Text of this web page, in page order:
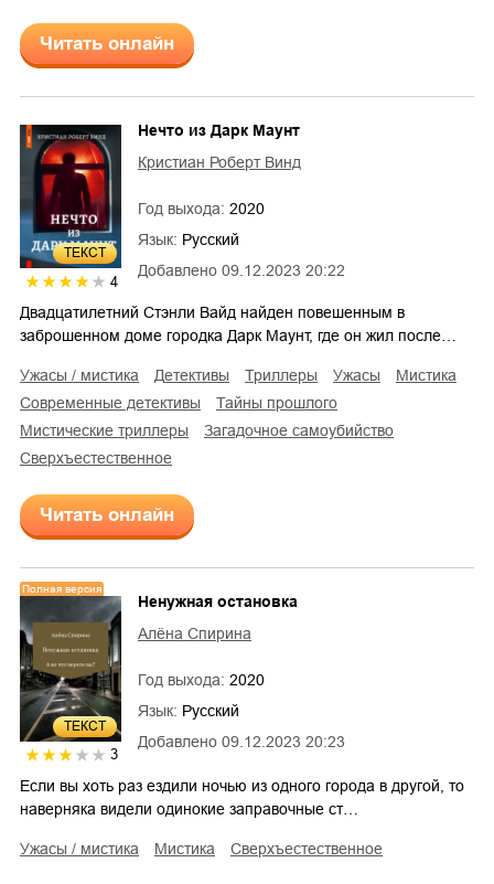
Читать онлайн
ТЕКСТ
4
Добавлено 09.12.2023 20:22
Нечто из Дарк Маунт
Кристиан Роберт Винд
Год выхода: 2020
Язык: Русский
Двадцатилетний Стэнли Вайд найден повешенным в
заброшенном доме городка Дарк Маунт, где он жил после…
ужасы / мистика детективы триллеры ужасы
мистика
современные детективы
тайны прошлого
мистические триллеры
загадочное самоубийство
сверхъестественное
Читать онлайн
ТЕКСТ
Полная версия
3
Добавлено 09.12.2023 20:23
Ненужная остановка
Алёна Спирина
Год выхода: 2020
Язык: Русский
Если вы хоть раз ездили ночью из одного города в другой, то
наверняка видели одинокие заправочные ст…
ужасы / мистика мистика сверхъестественное